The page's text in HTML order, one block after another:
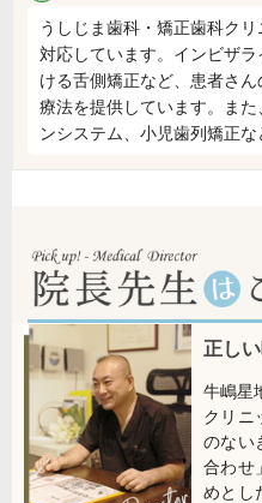
うしじま歯科・矯正歯科ク
対応しています。インビザ
ける舌側矯正など、患者さ
療法を提供しています。ま
ンシステム、小児歯列矯正な
正し
牛嶋星
クリニ
のない
合わせ
めとし